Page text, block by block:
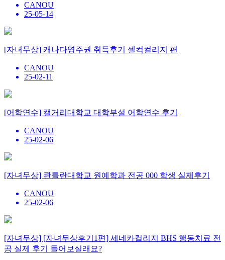
CANOU
25-05-14
[자녀무상] 캐나다영주권 취득후기 셀컥컬리지 편
CANOU
25-02-11
[어학연수] 캘거리대학교 대학부설 어학연수 후기
CANOU
25-02-06
[자녀무상] 콴틀란대학교 원예학과 전공 000 학생 실제후기
CANOU
25-02-06
[자녀무상] [자녀무상후기1편] 세네카컬리지 BHS 행동치료 전
공 실제 후기 들어보실래요?